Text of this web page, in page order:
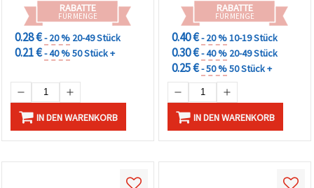
widerrufen.
Impressum
Datenschutzerklärung
Cookie-
Alle
akzeptieren
Cookie-
RABATTE
FÜR MENGE
0.28 €- 20 % 20-49 Stück
0.21 €- 40 %50 Stück +
IN DEN WARENKORB
RABATTE
FÜR MENGE
0.40 €- 20 %10-19 Stück
0.30 €- 40 % 20-49 Stück
0.25 €- 50 %50 Stück +
IN DEN WARENKORB